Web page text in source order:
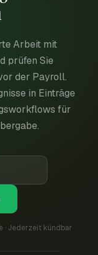
Arbeit mit
prüfen Sie
der Payroll.
in Einträge
für
· Jederzeit kündbar